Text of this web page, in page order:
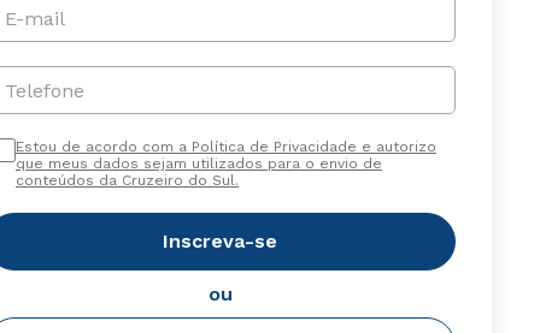
E-mail
Telefone
Estou de acordo com a Política de Privacidade e autorizo
que meus dados sejam utilizados para o envio de
conteúdos da Cruzeiro do Sul.
Inscreva-se
ou